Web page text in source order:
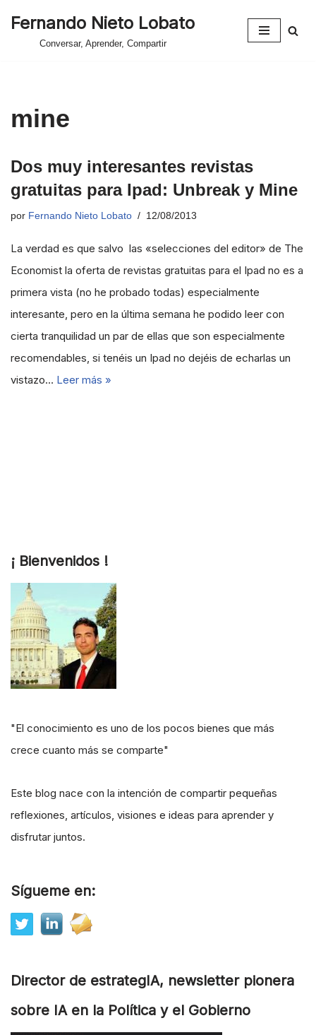
Fernando Nieto Lobato
Conversar, Aprender, Compartir
mine
Dos muy interesantes revistas
gratuitas para Ipad: Unbreak y Mine
por Fernando Nieto Lobato 12/08/2013
La verdad es que salvo las «selecciones del editor» de The
Economist la oferta de revistas gratuitas para el Ipad no es a
primera vista (no he probado todas) especialmente
interesante, pero en la última semana he podido leer con
cierta tranquilidad un par de ellas que son especialmente
recomendables, si tenéis un Ipad no dejéis de echarlas un
vistazo… Leer más »
¡ Bienvenidos !
"El conocimiento es uno de los pocos bienes que más
crece cuanto más se comparte"
Este blog nace con la intención de compartir pequeñas
reflexiones, artículos, visiones e ideas para aprender y
disfrutar juntos.
Sígueme en:
Director de estrategIA, newsletter pionera
sobre IA en la Política y el Gobierno